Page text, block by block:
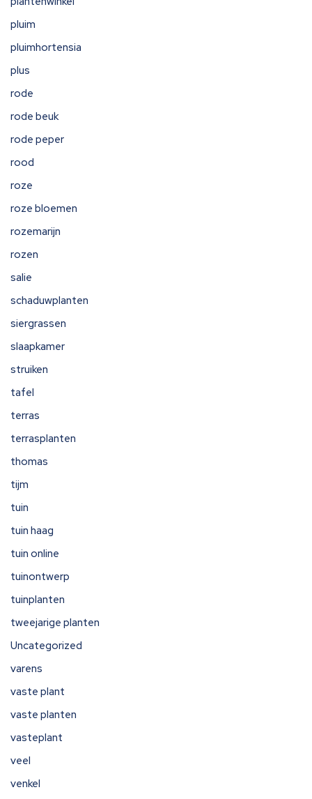
pluim
pluimhortensia
plus
rode
rode beuk
rode peper
rood
roze
roze bloemen
rozemarijn
rozen
salie
schaduwplanten
siergrassen
slaapkamer
struiken
tafel
terras
terrasplanten
thomas
tijm
tuin
tuin haag
tuin online
tuinontwerp
tuinplanten
tweejarige planten
Uncategorized
varens
vaste plant
vaste planten
vasteplant
veel
venkel